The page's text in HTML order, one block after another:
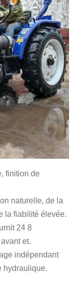
finition de
naturelle, de la
la fiabilité élevée.
24 8
et.
indépendant
hydraulique.